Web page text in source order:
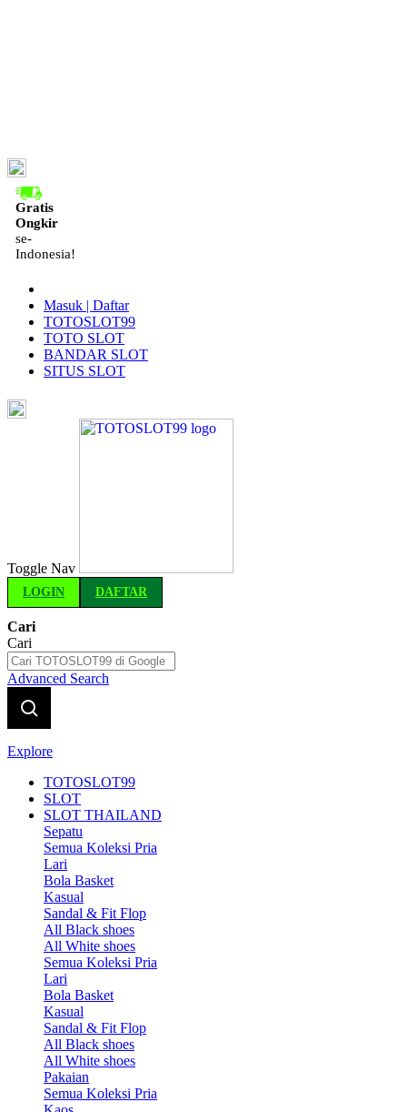
Gratis
Ongkir
se-
Indonesia!
Masuk | Daftar
TOTOSLOT99
TOTO SLOT
BANDAR SLOT
SITUS SLOT
Toggle Nav
LOGIN DAFTAR
Cari
Cari
Advanced Search
Explore
TOTOSLOT99
SLOT
SLOT THAILAND
Sepatu
Semua Koleksi Pria
Lari
Bola Basket
Kasual
Sandal & Fit Flop
All Black shoes
All White shoes
Semua Koleksi Pria
Lari
Bola Basket
Kasual
Sandal & Fit Flop
All Black shoes
All White shoes
Pakaian
Semua Koleksi Pria